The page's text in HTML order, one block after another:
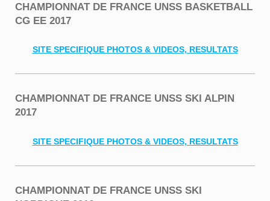
CHAMPIONNAT DE FRANCE UNSS BASKETBALL
CG EE 2017
SITE SPECIFIQUE PHOTOS & VIDEOS, RESULTATS
CHAMPIONNAT DE FRANCE UNSS SKI ALPIN
2017
SITE SPECIFIQUE PHOTOS & VIDEOS, RESULTATS
CHAMPIONNAT DE FRANCE UNSS SKI